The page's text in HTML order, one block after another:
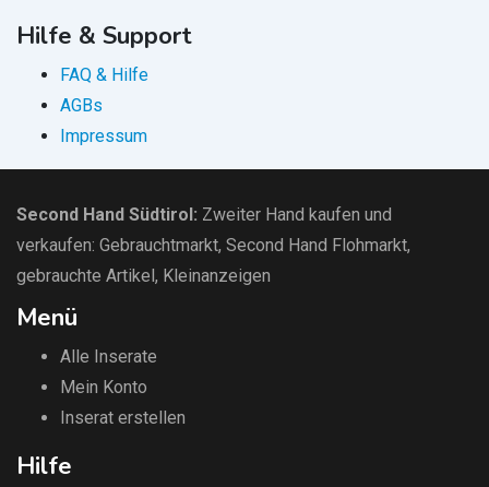
Hilfe & Support
FAQ & Hilfe
AGBs
Impressum
Second Hand Südtirol : Zweiter Hand kaufen und
verkaufen: Gebrauchtmarkt, Second Hand Flohmarkt,
gebrauchte Artikel , Kleinanzeigen
Menü
Alle Inserate
Mein Konto
Inserat erstellen
Hilfe